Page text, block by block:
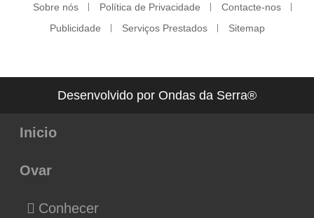
Sobre nós
Política de Privacidade
Contacte-nos
Publicidade
Serviços Prestados Sitemap
Desenvolvido por Ondas da Serra®
Inicio
Ovar
Conhecer